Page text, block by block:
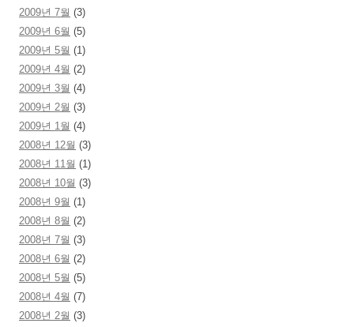
2009년 7월 (3)
2009년 6월 (5)
2009년 5월 (1)
2009년 4월 (2)
2009년 3월 (4)
2009년 2월 (3)
2009년 1월 (4)
2008년 12월 (3)
2008년 11월 (1)
2008년 10월 (3)
2008년 9월 (1)
2008년 8월 (2)
2008년 7월 (3)
2008년 6월 (2)
2008년 5월 (5)
2008년 4월 (7)
2008년 2월 (3)